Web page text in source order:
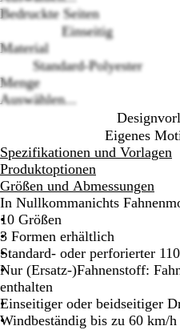
Bedruckte Seiten
Einseitig
Material
Standard-Polyester
Menge
Auswählen...
Eigenes
Spezifikationen und Vorlagen
Produktoptionen
Größen und Abmessungen
In Nullkommanichts
10 Größen
3 Formen erhältlich
Standard- oder perforierter
Nur (Ersatz-)Fahnenstoff:
enthalten
Einseitiger oder beidseitiger
Windbeständig bis zu 60 km/h